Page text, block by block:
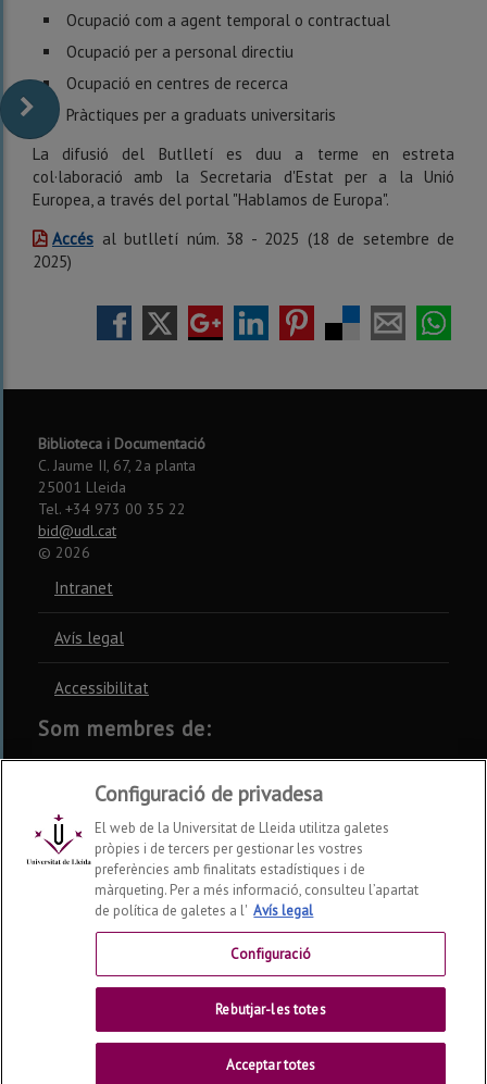
Ocupació com a agent temporal o contractual
Ocupació per a personal directiu
Ocupació en centres de recerca
Pràctiques per a graduats universitaris
La difusió del Butlletí es duu a terme en estreta
col·laboració amb la Secretaria d'Estat per a la Unió
Europea, a través del portal "Hablamos de Europa".
Accés al butlletí núm. 38 - 2025 (18 de setembre de
2025)
Biblioteca i Documentació
C. Jaume II, 67, 2a planta
25001 Lleida
Tel. +34 973 00 35 22
bid@udl.cat
© 2026
Intranet
Avís legal
Accessibilitat
Som membres de:
CSUC REBIUN CRUE
Xarxes socials
Configuració de privadesa
El web de la Universitat de Lleida utilitza galetes
pròpies i de tercers per gestionar les vostres
preferències amb finalitats estadístiques i de
màrqueting. Per a més informació, consulteu l’apartat
de política de galetes a l' Avís legal
Configuració
Rebutjar-les totes
Acceptar totes